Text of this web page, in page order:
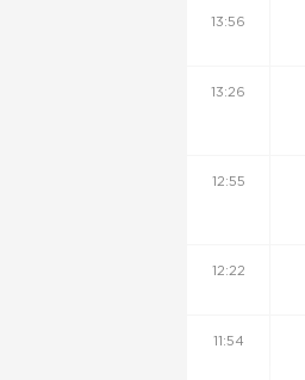
13:56
13:26
12:55
12:22
11:54